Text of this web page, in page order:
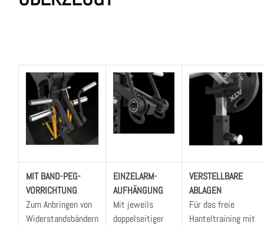
MIT BAND-PEG-
VORRICHTUNG
Zum Anbringen von
Widerstandsbändern
EINZELARM-
AUFHÄNGUNG
Mit jeweils
doppelseitiger
VERSTELLBARE
ABLAGEN
Für das freie
Hanteltraining mit